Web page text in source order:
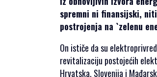
spremni ni finansijski,
postrojenja na `zelenu
On ističe da su
revitalizaciju postojećih
Hrvatska, Slovenija i